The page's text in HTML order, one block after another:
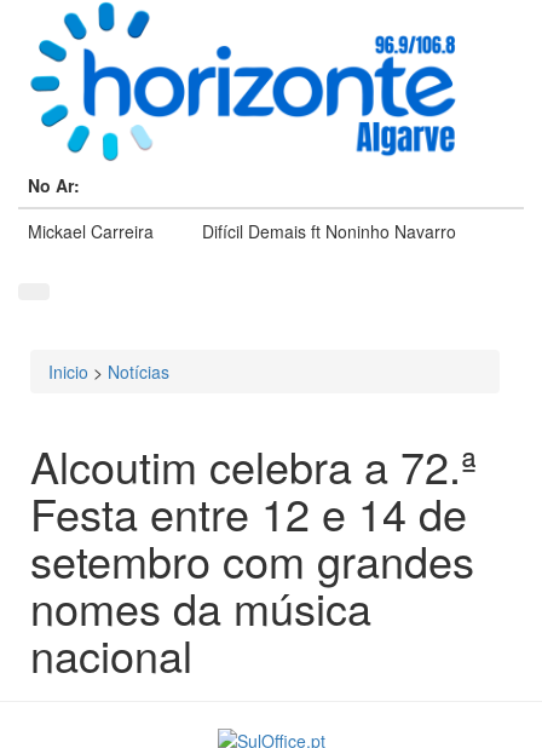
No Ar:
Mickael Carreira
Difícil Demais ft Noninho Navarro
Está aqui
Inicio > Notícias
Alcoutim celebra a 72.ª
Festa entre 12 e 14 de
setembro com grandes
nomes da música
nacional